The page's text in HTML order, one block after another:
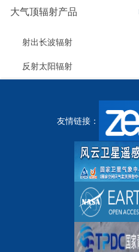
大气顶辐射产品
射出长波辐射
反射太阳辐射
友情链接：